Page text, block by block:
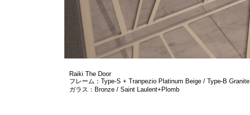
Raiki The Door
フレーム：Type-S + Tranpezio Platinum Beige / Type-B Granite
ガラス：Bronze / Saint Laulent+Plomb